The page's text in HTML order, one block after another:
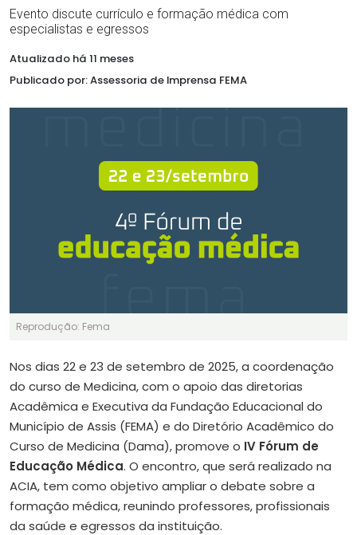
Evento discute currículo e formação médica com
especialistas e egressos
Atualizado há 11 meses
Publicado por: Assessoria de Imprensa FEMA
Reprodução: Fema
Nos dias 22 e 23 de setembro de 2025, a coordenação
do curso de Medicina, com o apoio das diretorias
Acadêmica e Executiva da Fundação Educacional do
Município de Assis (FEMA) e do Diretório Acadêmico do
Curso de Medicina (Dama), promove o IV Fórum de
Educação Médica. O encontro, que será realizado na
ACIA, tem como objetivo ampliar o debate sobre a
formação médica, reunindo professores, profissionais
da saúde e egressos da instituição.